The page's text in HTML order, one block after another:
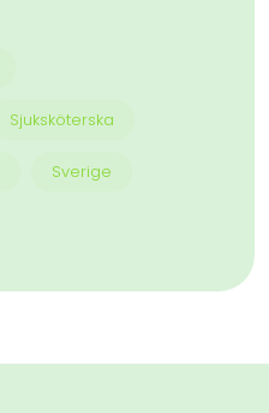
Sjuksköterska
Sverige